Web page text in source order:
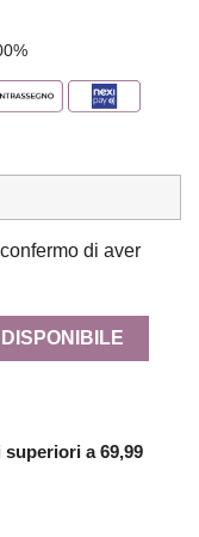
di aver
a 69,99